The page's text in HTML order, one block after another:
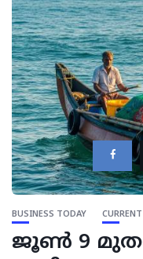
BUSINESS TODAY
ജൂൺ 9